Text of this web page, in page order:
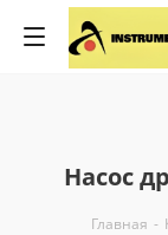
Насос
Главная -